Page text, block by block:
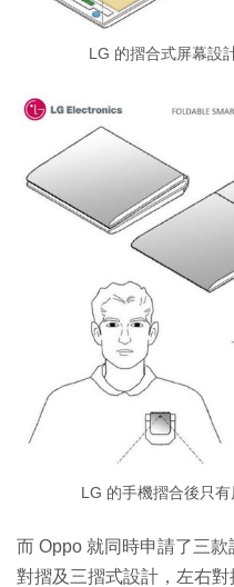
LG 的摺合式屏幕設
LG 的手機摺合後只
而 Oppo 就同時申請了三
對摺及三摺式設計，左右對